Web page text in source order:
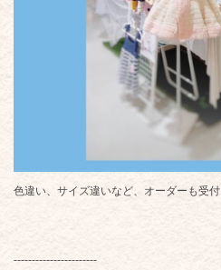
色違い、サイズ違いなど、オーダーも受
-----------------------